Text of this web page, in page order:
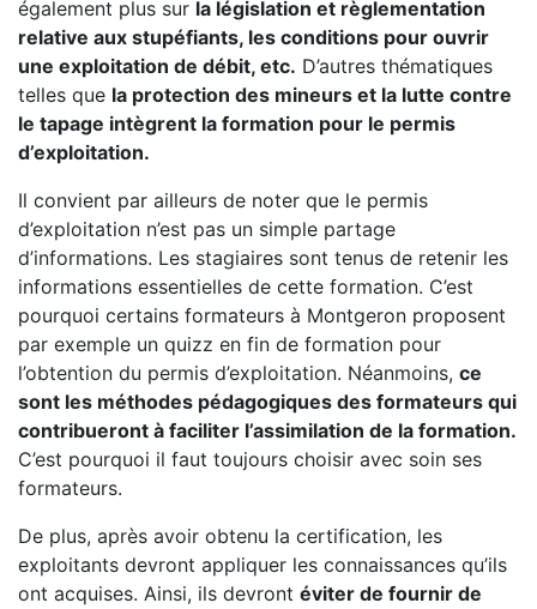
également plus sur la législation et règlementation
relative aux stupéfiants, les conditions pour ouvrir
une exploitation de débit, etc. D’autres thématiques
telles que la protection des mineurs et la lutte contre
le tapage intègrent la formation pour le permis
d’exploitation.
Il convient par ailleurs de noter que le permis
d’exploitation n’est pas un simple partage
d’informations. Les stagiaires sont tenus de retenir les
informations essentielles de cette formation. C’est
pourquoi certains formateurs à Montgeron proposent
par exemple un quizz en fin de formation pour
l’obtention du permis d’exploitation. Néanmoins, ce
sont les méthodes pédagogiques des formateurs qui
contribueront à faciliter l’assimilation de la formation.
C’est pourquoi il faut toujours choisir avec soin ses
formateurs.
De plus, après avoir obtenu la certification, les
exploitants devront appliquer les connaissances qu’ils
ont acquises. Ainsi, ils devront éviter de fournir de